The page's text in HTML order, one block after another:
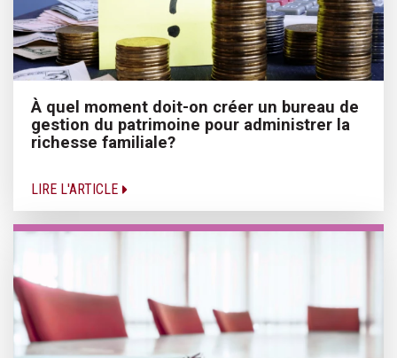
À quel moment doit-on créer un bureau de
gestion du patrimoine pour administrer la
richesse familiale?
LIRE L'ARTICLE